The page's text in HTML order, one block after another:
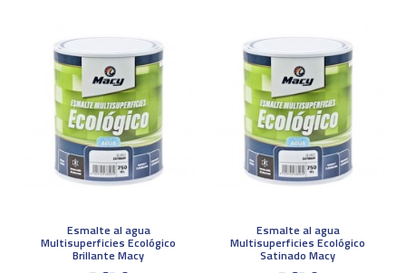
Esmalte al agua
Multisuperficies Ecológico
Brillante Macy
Esmalte al agua
Multisuperficies Ecológico
Satinado Macy